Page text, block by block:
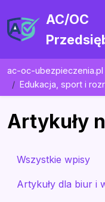
AC/OC
ac-oc-ubezpieczenia.pl
Edukacja, sport i
Artykuły
Wszystkie wpisy
Artykuły dla biur i